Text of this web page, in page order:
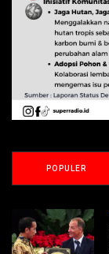
POPULER